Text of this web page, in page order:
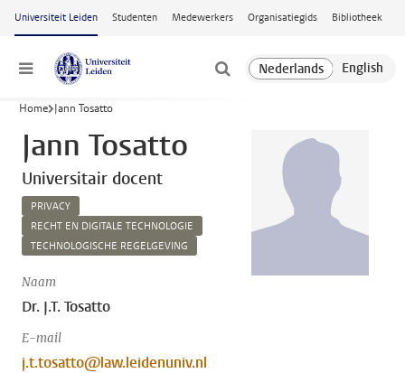
Ga naar hoofdinhoud
Universiteit Leiden Studenten Medewerkers Organisatiegids Bibliotheek
Menu
Home Jann Tosatto
Jann Tosatto
Universitair docent
PRIVACY
RECHT EN DIGITALE TECHNOLOGIE
TECHNOLOGISCHE REGELGEVING
Naam
Dr. J.T. Tosatto
E-mail
j.t.tosatto@law.leidenuniv.nl